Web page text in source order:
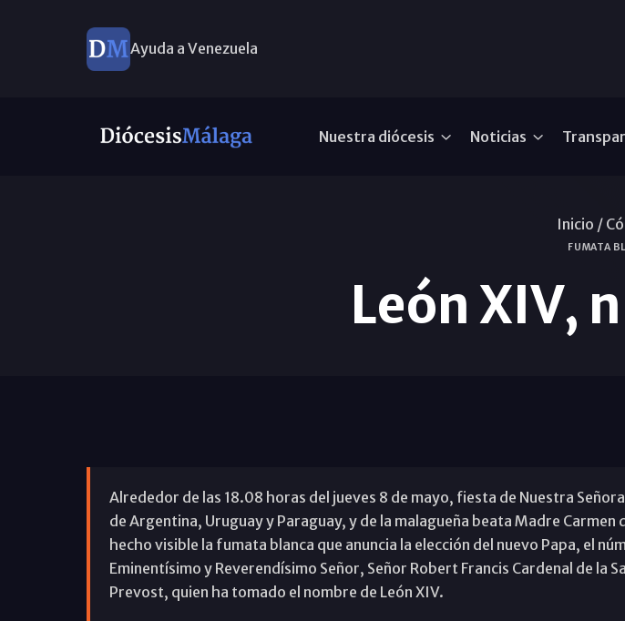
Ayuda a Venezuela
Nuestra diócesis Noticias
Inicio /
FUMATA
León XIV,
Alrededor de las 18.08 horas del jueves 8 de mayo, fiesta de Nuestra
de Argentina, Uruguay y Paraguay, y de la malagueña beata Madre Carmen
hecho visible la fumata blanca que anuncia la elección del nuevo Papa, el
Eminentísimo y Reverendísimo Señor, Señor Robert Francis Cardenal de la
Prevost, quien ha tomado el nombre de León XIV.